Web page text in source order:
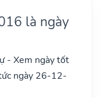
là ngày
- Xem ngày tốt
ngày 26-12-